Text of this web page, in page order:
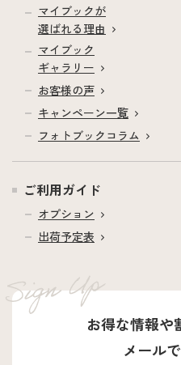
マイブックが
選ばれる理由
マイブック
ギャラリー
お客様の声
キャンペーン一覧
フォトブックコラム
ご利用ガイド
オプション
出荷予定表
お得な情報や
メール